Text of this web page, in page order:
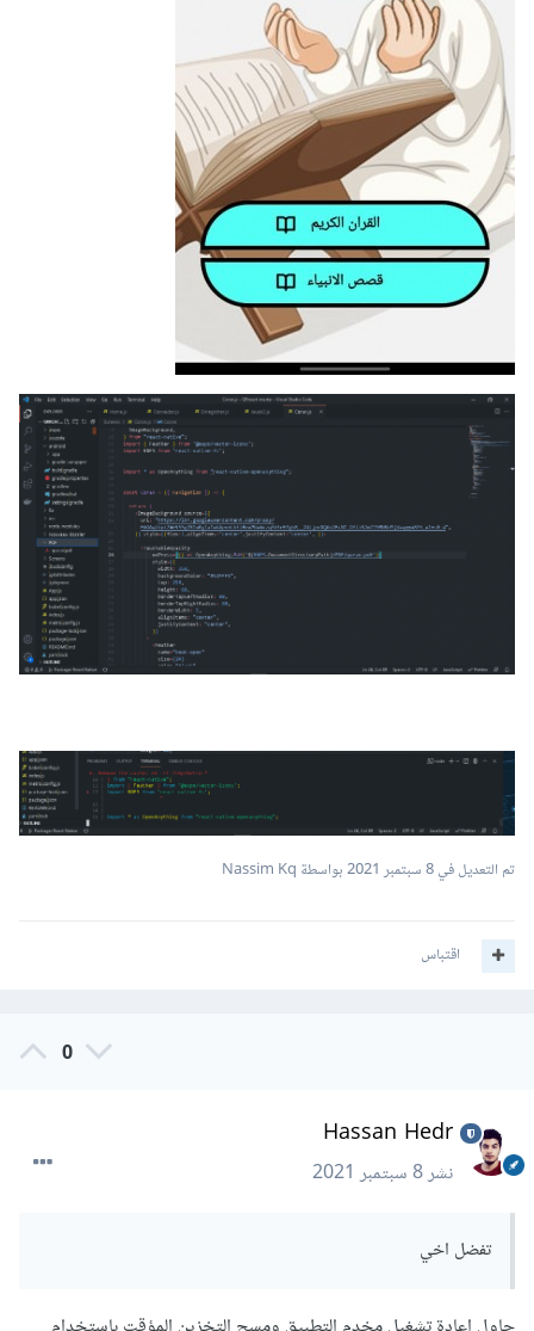
تم التعديل في8 سبتمبر 2021 بواسطة Nassim Kq
اقتباس
0
Hassan Hedr
نشر8 سبتمبر 2021
تفضل اخي